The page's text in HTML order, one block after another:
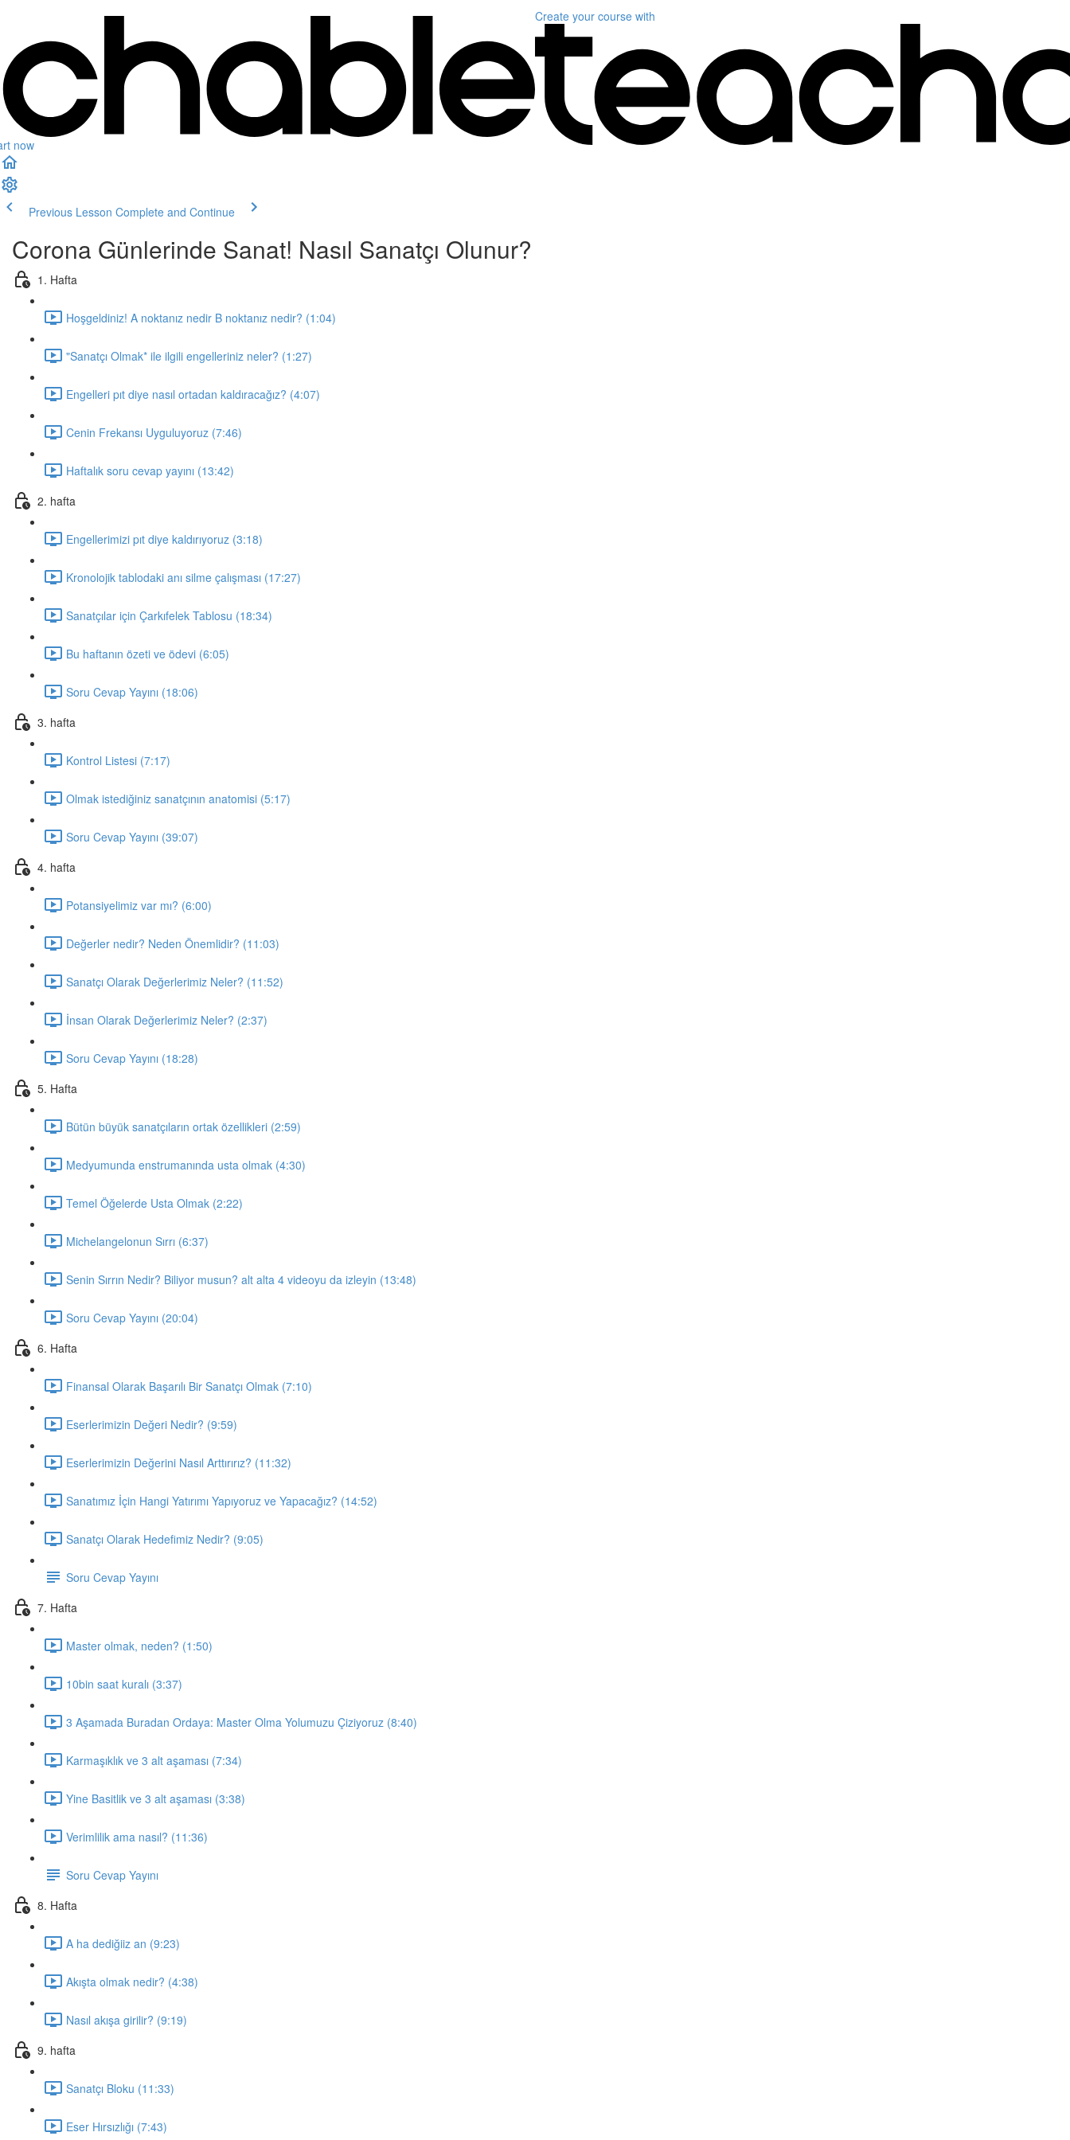
now
Create your course with
Previous Lesson Complete and Continue
Corona Günlerinde Sanat! Nasıl Sanatçı Olunur?
1. Hafta
Hoşgeldiniz! A noktanız nedir B noktanız nedir? (1:04)
"Sanatçı Olmak* ile ilgili engelleriniz neler? (1:27)
Engelleri pıt diye nasıl ortadan kaldıracağız? (4:07)
Cenin Frekansı Uyguluyoruz (7:46)
Haftalık soru cevap yayını (13:42)
2. hafta
Engellerimizi pıt diye kaldırıyoruz (3:18)
Kronolojik tablodaki anı silme çalışması (17:27)
Sanatçılar için Çarkıfelek Tablosu (18:34)
Bu haftanın özeti ve ödevi (6:05)
Soru Cevap Yayını (18:06)
3. hafta
Kontrol Listesi (7:17)
Olmak istediğiniz sanatçının anatomisi (5:17)
Soru Cevap Yayını (39:07)
4. hafta
Potansiyelimiz var mı? (6:00)
Değerler nedir? Neden Önemlidir? (11:03)
Sanatçı Olarak Değerlerimiz Neler? (11:52)
İnsan Olarak Değerlerimiz Neler? (2:37)
Soru Cevap Yayını (18:28)
5. Hafta
Bütün büyük sanatçıların ortak özellikleri (2:59)
Medyumunda enstrumanında usta olmak (4:30)
Temel Öğelerde Usta Olmak (2:22)
Michelangelonun Sırrı (6:37)
Senin Sırrın Nedir? Biliyor musun? alt alta 4 videoyu da izleyin (13:48)
Soru Cevap Yayını (20:04)
6. Hafta
Finansal Olarak Başarılı Bir Sanatçı Olmak (7:10)
Eserlerimizin Değeri Nedir? (9:59)
Eserlerimizin Değerini Nasıl Arttırırız? (11:32)
Sanatımız İçin Hangi Yatırımı Yapıyoruz ve Yapacağız? (14:52)
Sanatçı Olarak Hedefimiz Nedir? (9:05)
Soru Cevap Yayını
7. Hafta
Master olmak, neden? (1:50)
10bin saat kuralı (3:37)
3 Aşamada Buradan Ordaya: Master Olma Yolumuzu Çiziyoruz (8:40)
Karmaşıklık ve 3 alt aşaması (7:34)
Yine Basitlik ve 3 alt aşaması (3:38)
Verimlilik ama nasıl? (11:36)
Soru Cevap Yayını
8. Hafta
A ha dediğiiz an (9:23)
Akışta olmak nedir? (4:38)
Nasıl akışa girilir? (9:19)
9. hafta
Sanatçı Bloku (11:33)
Eser Hırsızlığı (7:43)